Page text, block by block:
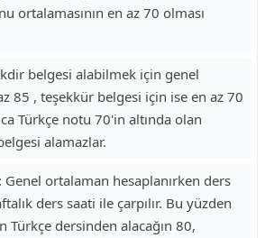
ortalamasının en az 70 olması
belgesi alabilmek için genel
85 , teşekkür belgesi için ise en az 70
Türkçe notu 70'in altında olan
alamazlar.
Genel ortalaman hesaplanırken ders
ders saati ile çarpılır. Bu yüzden
Türkçe dersinden alacağın 80,